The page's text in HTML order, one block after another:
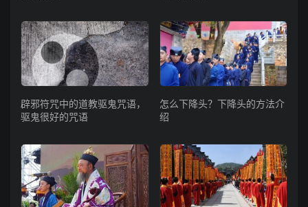
辟邪符咒中的道教驱鬼咒语，
驱鬼很好的咒语
怎么下降头？下降头的方法介
绍